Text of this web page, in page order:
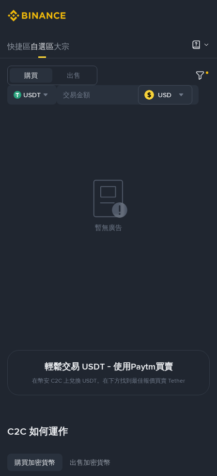
快捷區自選區大宗
購買 出售
USDT USD
暫無廣告
輕鬆交易 USDT - 使用Paytm買賣
在幣安 C2C 上兌換 USDT。在下方找到最佳報價買賣 Tether
C2C 如何運作
購買加密貨幣 出售加密貨幣